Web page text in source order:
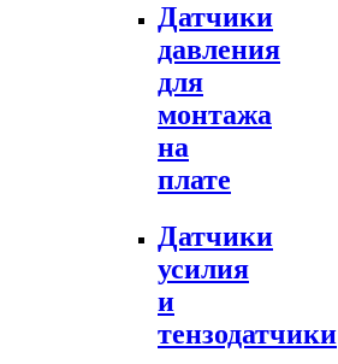
Датчики
давления
для
монтажа
на
плате
Датчики
усилия
и
тензодатчики